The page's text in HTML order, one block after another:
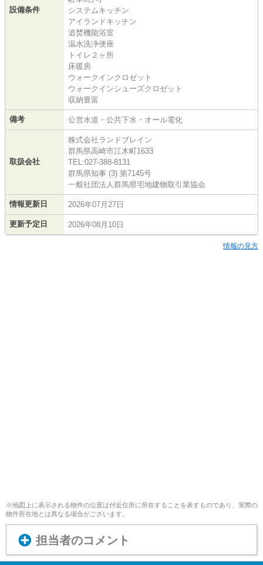
設備条件
システムキッチン
アイランドキッチン
追焚機能浴室
温水洗浄便座
トイレ２ヶ所
床暖房
ウォークインクロゼット
ウォークインシューズクロゼット
収納豊富
備考 公営水道・公共下水・オール電化
取扱会社
株式会社ランドブレイン
群馬県高崎市江木町1633
TEL:027-388-8131
群馬県知事 (3) 第7145号
一般社団法人群馬県宅地建物取引業協会
情報更新日 2026年07月27日
更新予定日 2026年08月10日
情報の見方
※地図上に表示される物件の位置は付近住所に所在することを表すものであり、実際の
物件所在地とは異なる場合がございます。
担当者のコメント